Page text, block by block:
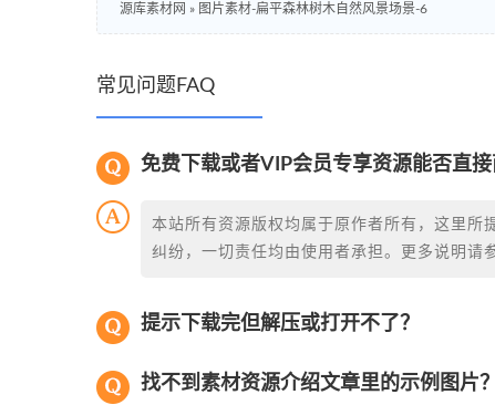
源库素材网 » 图片素材-扁平森林树木自然风景场景-6
常见问题FAQ
免费下载或者VIP会员专享资源能否直接
本站所有资源版权均属于原作者所有，这里所
纠纷，一切责任均由使用者承担。更多说明请
提示下载完但解压或打开不了？
找不到素材资源介绍文章里的示例图片？